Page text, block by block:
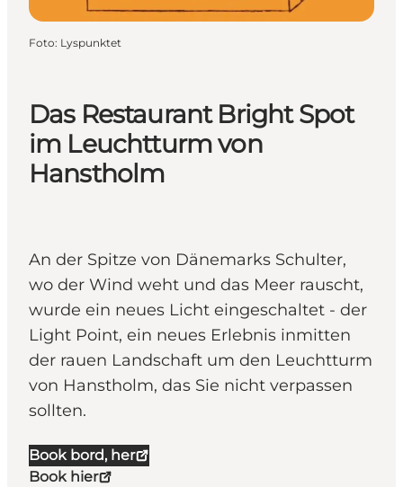
Das Restaurant Bright Spot
im Leuchtturm von
Hanstholm
An der Spitze von Dänemarks Schulter,
wo der Wind weht und das Meer rauscht,
wurde ein neues Licht eingeschaltet - der
Light Point, ein neues Erlebnis inmitten
der rauen Landschaft um den Leuchtturm
von Hanstholm, das Sie nicht verpassen
sollten.
Book bord, her
Book hier
Foto: Lyspunktet